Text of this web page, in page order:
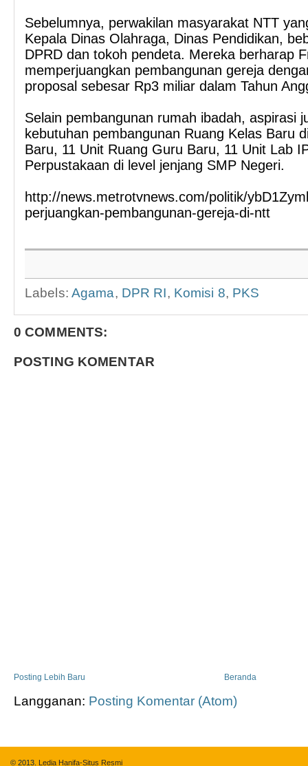
Sebelumnya, perwakilan masyarakat NTT
Kepala Dinas Olahraga, Dinas Pendidikan,
DPRD dan tokoh pendeta. Mereka berharap
memperjuangkan pembangunan gereja
proposal sebesar Rp3 miliar dalam Tahun
Selain pembangunan rumah ibadah, aspirasi
kebutuhan pembangunan Ruang Kelas Baru
Baru, 11 Unit Ruang Guru Baru, 11 Unit Lab
Perpustakaan di level jenjang SMP Negeri.
http://news.metrotvnews.com/politik/
perjuangkan-pembangunan-gereja-di-ntt
Labels: Agama, DPR RI, Komisi 8, PKS
0 COMMENTS:
POSTING KOMENTAR
Posting Lebih Baru Beranda
Langganan: Posting Komentar (Atom)
© 2013. Ledia Hanifa-Situs Resmi